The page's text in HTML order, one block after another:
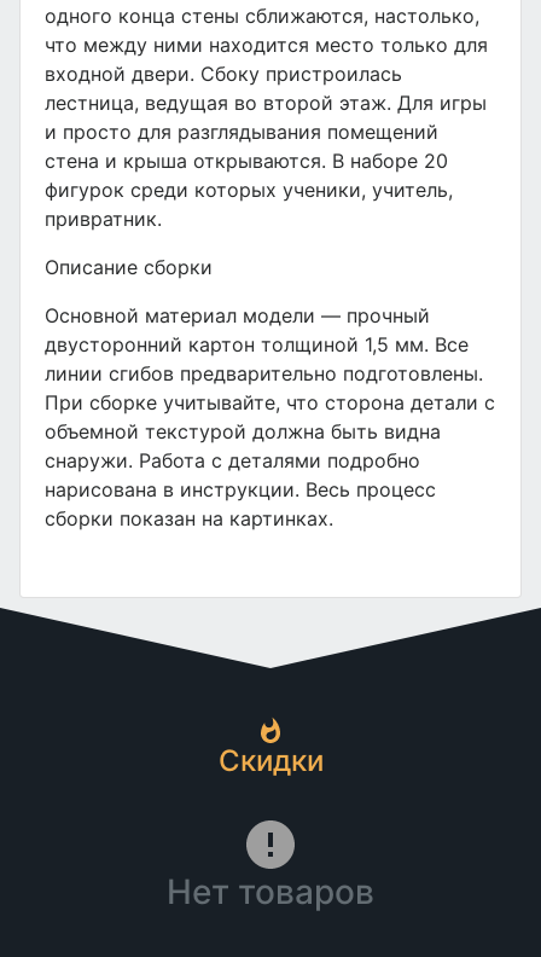
одного конца стены сближаются, настолько,
что между ними находится место только для
входной двери. Сбоку пристроилась
лестница, ведущая во второй этаж. Для игры
и просто для разглядывания помещений
стена и крыша открываются. В наборе 20
фигурок среди которых ученики, учитель,
привратник.
Описание сборки
Основной материал модели — прочный
двусторонний картон толщиной 1,5 мм. Все
линии сгибов предварительно подготовлены.
При сборке учитывайте, что сторона детали с
объемной текстурой должна быть видна
снаружи. Работа с деталями подробно
нарисована в инструкции. Весь процесс
сборки показан на картинках.
Скидки
Нет товаров